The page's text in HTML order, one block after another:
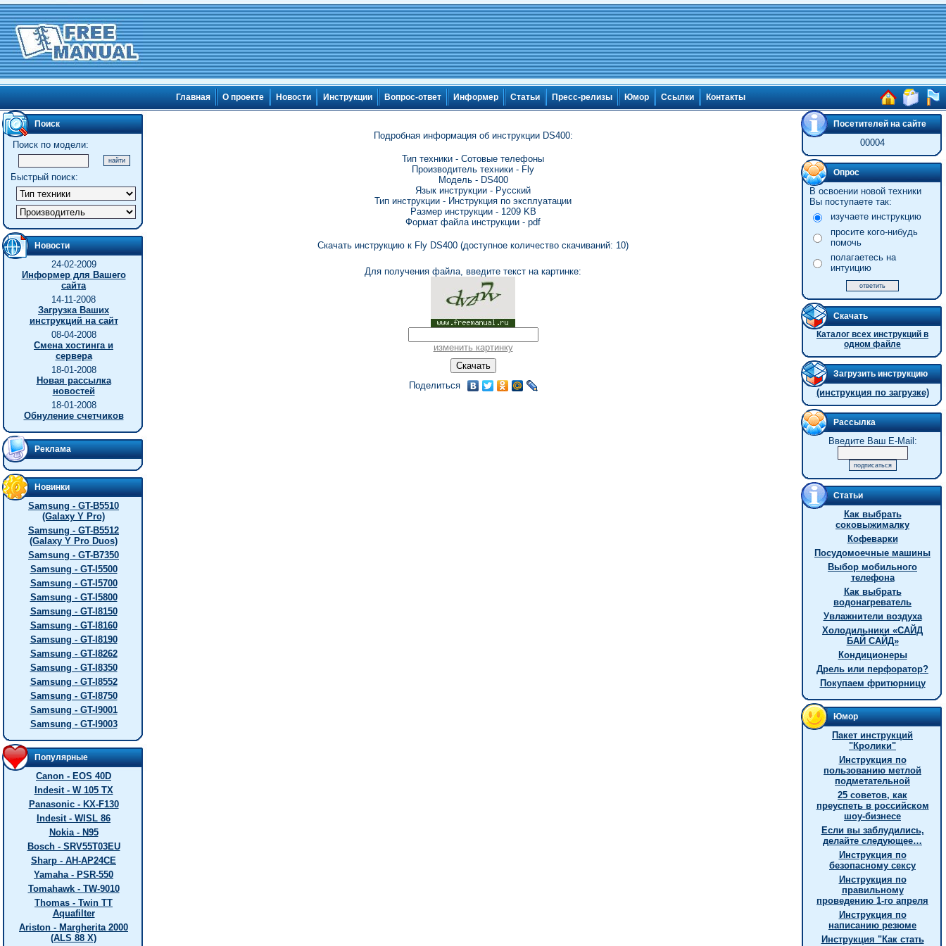
Главная О проекте Новости Инструкции Вопрос-ответ Информер Статьи Пресс-релизы Юмор Ссылки Контакты
Поиск
Поиск по модели:
Быстрый поиск:
Новости
24-02-2009
Информер для Вашего
сайта
14-11-2008
Загрузка Ваших
инструкций на сайт
08-04-2008
Смена хостинга и
сервера
18-01-2008
Новая рассылка
новостей
18-01-2008
Обнуление счетчиков
Реклама
Новинки
Samsung - GT-B5510
(Galaxy Y Pro)
Samsung - GT-B5512
(Galaxy Y Pro Duos)
Samsung - GT-B7350
Samsung - GT-I5500
Samsung - GT-I5700
Samsung - GT-I5800
Samsung - GT-I8150
Samsung - GT-I8160
Samsung - GT-I8190
Samsung - GT-I8262
Samsung - GT-I8350
Samsung - GT-I8552
Samsung - GT-I8750
Samsung - GT-I9001
Samsung - GT-I9003
Популярные
Canon - EOS 40D
Indesit - W 105 TX
Panasonic - KX-F130
Indesit - WISL 86
Nokia - N95
Bosch - SRV55T03EU
Sharp - AH-AP24CE
Yamaha - PSR-550
Tomahawk - TW-9010
Thomas - Twin TT
Aquafilter
Ariston - Margherita 2000
(ALS 88 X)
Подробная информация об инструкции DS400:
Тип техники - Сотовые телефоны
Производитель техники - Fly
Модель - DS400
Язык инструкции - Русский
Тип инструкции - Инструкция по эксплуатации
Размер инструкции - 1209 KB
Формат файла инструкции - pdf
Скачать инструкцию к Fly DS400 (доступное количество скачиваний: 10)
Для получения файла, введите текст на картинке:
изменить картинку
Поделиться
Посетителей на сайте
00004
Опрос
В освоении новой техники
Вы поступаете так:
изучаете инструкцию
просите кого-нибудь
помочь
полагаетесь на
интуицию
Скачать
Каталог всех инструкций в
одном файле
Загрузить инструкцию
(инструкция по загрузке)
Рассылка
Введите Ваш E-Mail:
Статьи
Как выбрать
соковыжималку
Кофеварки
Посудомоечные машины
Выбор мобильного
телефона
Как выбрать
водонагреватель
Увлажнители воздуха
Холодильники «САЙД
БАЙ САЙД»
Кондиционеры
Дрель или перфоратор?
Покупаем фритюрницу
Юмор
Пакет инструкций
"Кролики"
Инструкция по
пользованию метлой
подметательной
25 советов, как
преуспеть в российском
шоу-бизнесе
Если вы заблудились,
делайте следующее…
Инструкция по
безопасному сексу
Инструкция по
правильному
проведению 1-го апреля
Инструкция по
написанию резюме
Инстpукция "Как стать